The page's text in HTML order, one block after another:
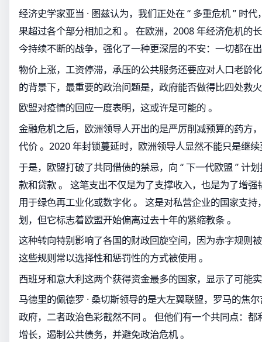
经济史学家亚当 · 图兹认为，我们正处在 “ 多重危机 ” 时
果超过各个部分相加之和 。 在欧洲，2008 年经济危机的
今持续不断的战争，强化了一种更深层的不安：一切都在
物价上涨，工资停滞，承压的公共服务还要应对人口老龄
的背景下，最重要的政治问题是，政府能否做得比四处救
欧盟对疫情的回应一度表明，这或许是可能的 。
金融危机之后，欧洲领导人开出的是严厉削减预算的药方
代价 。2020 年封锁蔓延时，欧洲领导人显然不能只是继
于是，欧盟打破了共同借债的禁忌，向 “ 下一代欧盟 ” 计
款和贷款 。 这笔支出不仅是为了支撑收入，也是为了增强
用于绿色再工业化或数字化 。 这是对私营企业的国家支
划，但它标志着欧盟开始偏离过去十年的紧缩教条 。
这种转向特别影响了各国的财政回旋空间，因为赤字规则
这些规则常以选择性和惩罚性的方式被使用 。
西班牙和意大利这两个获得资金最多的国家，显示了可能
马德里的佩德罗 · 桑切斯领导的是大左翼联盟，罗马的焦
政府，二者政治色彩截然不同 。 但他们有一个共同点：
增长，遏制公共债务，并避免政治危机 。